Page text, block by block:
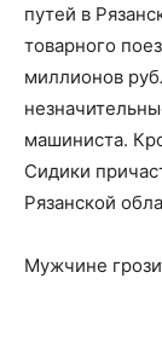
путей в
товарного
миллионов
машиниста.
Сидики
Рязанской
Мужчине